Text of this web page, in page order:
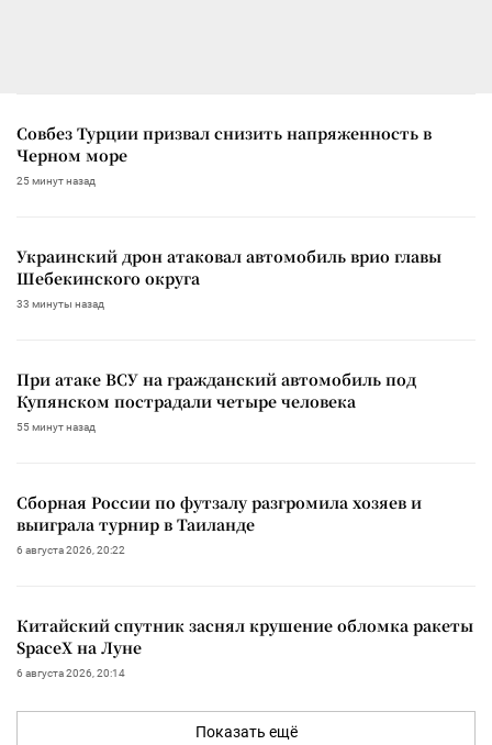
Совбез Турции призвал снизить напряженность в
Черном море
25 минут назад
Украинский дрон атаковал автомобиль врио главы
Шебекинского округа
33 минуты назад
При атаке ВСУ на гражданский автомобиль под
Купянском пострадали четыре человека
55 минут назад
Сборная России по футзалу разгромила хозяев и
выиграла турнир в Таиланде
6 августа 2026, 20:22
Китайский спутник заснял крушение обломка ракеты
SpaceX на Луне
6 августа 2026, 20:14
Показать ещё